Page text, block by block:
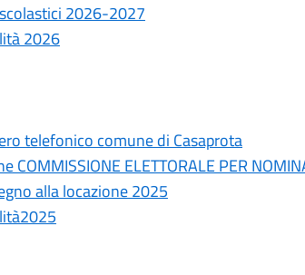
2026-2027
2026
telefonico comune di Casaprota
COMMISSIONE ELETTORALE PER
alla locazione 2025